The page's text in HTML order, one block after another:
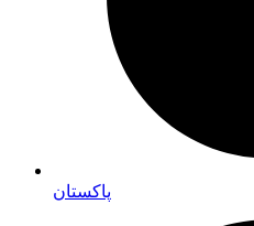
پاکستان